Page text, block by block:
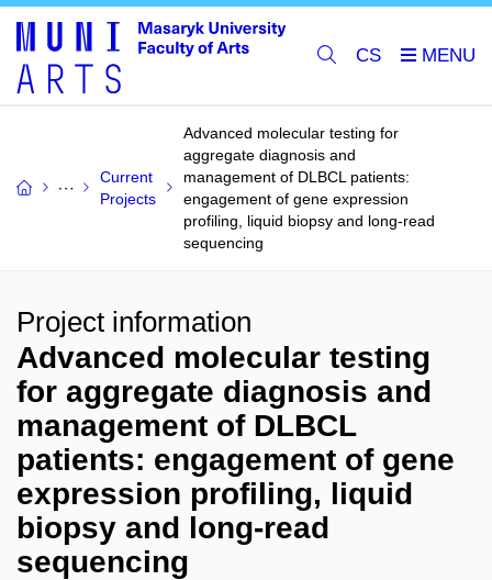
CS
Current
Projects
Advanced molecular testing for
aggregate diagnosis and
management of DLBCL patients:
engagement of gene expression
profiling, liquid biopsy and long-read
sequencing
Project information
Advanced molecular testing
for aggregate diagnosis and
management of DLBCL
patients: engagement of gene
expression profiling, liquid
biopsy and long-read
sequencing